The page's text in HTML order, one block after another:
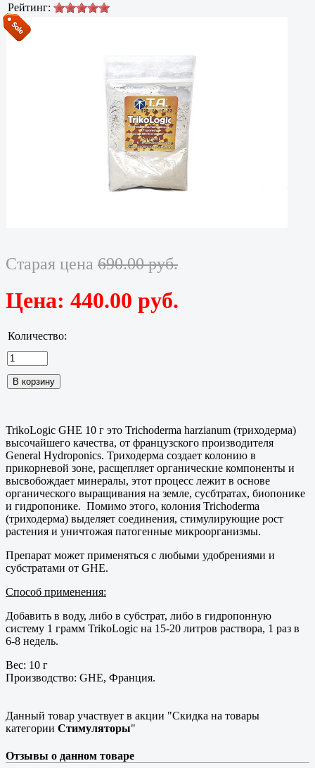
Рейтинг:
Старая цена 690.00 руб.
Цена: 440.00 руб.
Количество:
TrikoLogic GHE 10 г это Trichoderma harzianum (триходерма)
высочайшего качества, от французского производителя
General Hydroponics. Триходерма создает колонию в
прикорневой зоне, расщепляет органические компоненты и
высвобождает минералы, этот процесс лежит в основе
органического выращивания на земле, сусбтратах, биопонике
и гидропонике. Помимо этого, колония Trichoderma
(триходерма) выделяет соединения, стимулирующие рост
растения и уничтожая патогенные микроорганизмы.
Препарат может применяться с любыми удобрениями и
субстратами от GHE.
Способ применения:
Добавить в воду, либо в субстрат, либо в гидропонную
систему 1 грамм TrikoLogic на 15-20 литров раствора, 1 раз в
6-8 недель.
Вес: 10 г
Производство: GHE, Франция.
Данный товар участвует в акции "Скидка на товары
категории Стимуляторы"
Отзывы о данном товаре